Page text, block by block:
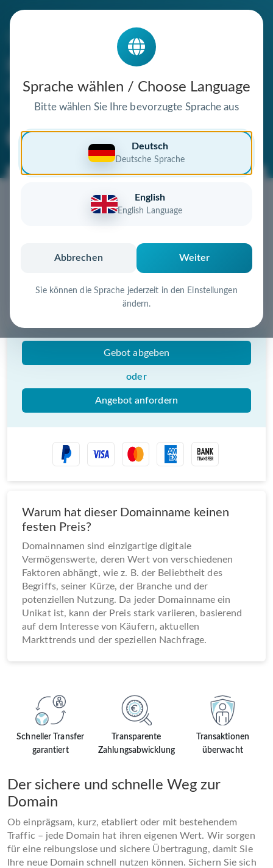
Sprache wählen / Choose Language
Bitte wählen Sie Ihre bevorzugte Sprache aus
Deutsch
Deutsche Sprache
English
English Language
Abbrechen Weiter
Sie können die Sprache jederzeit in den Einstellungen
ändern.
grossbaumverpflanzung-
zoeller.de
steht zum Verkauf
Schneller Transfer
garantiert
Transparente
Zahlungsabwicklung
Transaktionen
überwacht
Der sichere und schnelle Weg zur
Domain
Ob einprägsam, kurz, etabliert oder mit bestehendem
Traffic – jede Domain hat ihren eigenen Wert. Wir sorgen
für eine reibungslose und sichere Übertragung, damit Sie
Ihre neue Domain schnell nutzen können. Sichern Sie sich
oder individuelles Angebot
anfordern
Schnell, sicher und unkompliziert zur eigenen
Domain
Nutzen Sie die Chance – jetzt handeln!
Gebot abgeben
oder
Angebot anfordern
Warum hat dieser Domainname keinen
festen Preis?
Domainnamen sind einzigartige digitale
Vermögenswerte, deren Wert von verschiedenen
Faktoren abhängt, wie z. B. der Beliebtheit des
Begriffs, seiner Kürze, der Branche und der
potenziellen Nutzung. Da jeder Domainname ein
Unikat ist, kann der Preis stark variieren, basierend
auf dem Interesse von Käufern, aktuellen
Markttrends und der speziellen Nachfrage.